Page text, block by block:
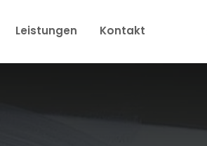
Leistungen Kontakt